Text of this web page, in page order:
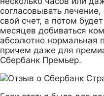
согласовывать
свой счет, а потом
месяцев добиваться
абсолютно нормальная
причем даже для
Сбербанк Премьер.